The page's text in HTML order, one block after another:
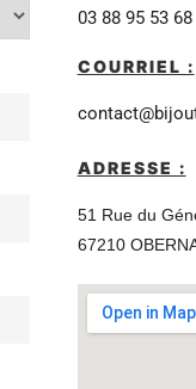
03 88 95 53 68
COURRIEL :
ADRESSE :
51 Rue du
67210